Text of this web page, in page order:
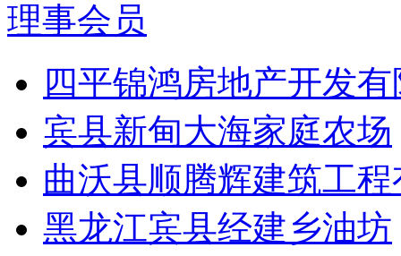
理事会员
四平锦鸿房地产开发
宾县新甸大海家庭农场
曲沃县顺腾辉建筑工
黑龙江宾县经建乡油坊